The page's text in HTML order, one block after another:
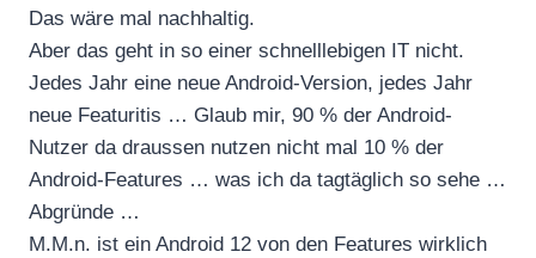
Das wäre mal nachhaltig.
Aber das geht in so einer schnelllebigen IT nicht.
Jedes Jahr eine neue Android-Version, jedes Jahr
neue Featuritis … Glaub mir, 90 % der Android-
Nutzer da draussen nutzen nicht mal 10 % der
Android-Features … was ich da tagtäglich so sehe …
Abgründe …
M.M.n. ist ein Android 12 von den Features wirklich